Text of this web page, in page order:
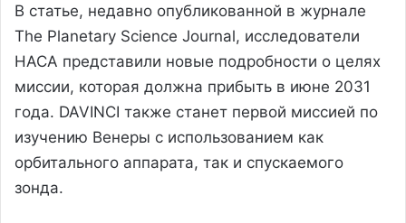
В статье, недавно опубликованной в журнале
The Planetary Science Journal, исследователи
НАСА представили новые подробности о целях
миссии, которая должна прибыть в июне 2031
года. DAVINCI также станет первой миссией по
изучению Венеры с использованием как
орбитального аппарата, так и спускаемого
зонда.